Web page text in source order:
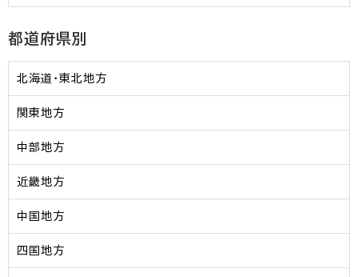
都道府県別
北海道・東北地方
関東地方
中部地方
近畿地方
中国地方
四国地方